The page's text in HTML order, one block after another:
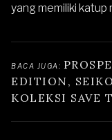
yang memiliki katup
BACA JUGA:
EDITION,
KOLEKSI SAVE